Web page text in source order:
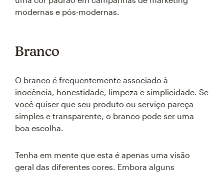
modernas e pós-modernas.
Branco
O branco é frequentemente associado à
inocência, honestidade, limpeza e simplicidade. Se
você quiser que seu produto ou serviço pareça
simples e transparente, o branco pode ser uma
boa escolha.
Tenha em mente que esta é apenas uma visão
geral das diferentes cores. Embora alguns